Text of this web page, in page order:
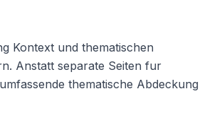
Kontext und thematischen
Anstatt separate Seiten fur
thematische Abdeckung